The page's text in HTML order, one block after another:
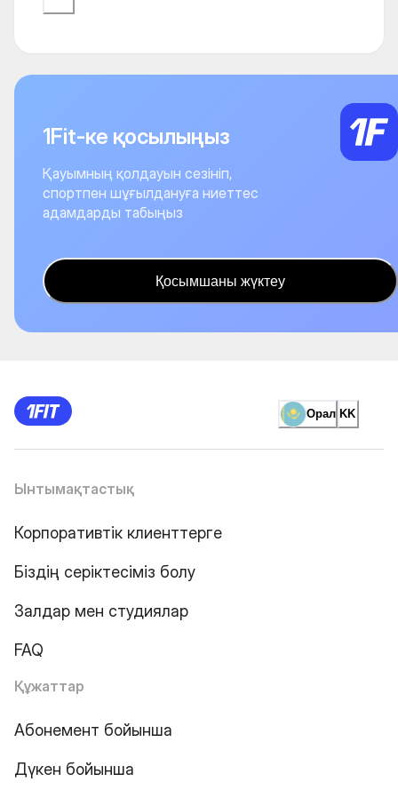
1Fit-ке қосылыңыз
Қауымның қолдауын сезініп,
спортпен шұғылдануға ниеттес
адамдарды табыңыз
Қосымшаны жүктеу
Орал KK
Ынтымақтастық
Корпоративтік клиенттерге
Біздің серіктесіміз болу
Залдар мен студиялар
FAQ
Құжаттар
Абонемент бойынша
Дүкен бойынша